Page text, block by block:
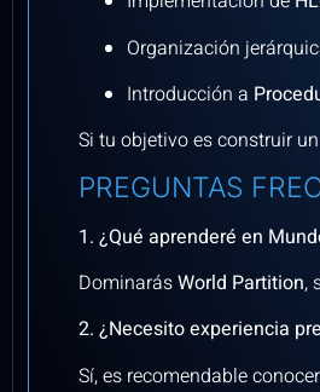
Organización
Introducción a
Si tu objetivo es construir un
PREGUNTAS
1. ¿Qué aprenderé en
DominarásWorld Partition,
2. ¿Necesito experiencia
Sí, es recomendable